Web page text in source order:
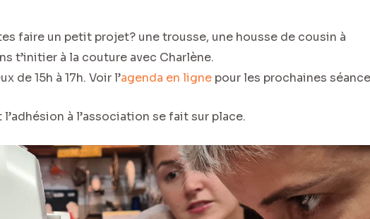
faire un petit projet? une trousse, une housse de cousin à
t’initier à la couture avec Charlène.
de 15h à 17h. Voir l’agenda en ligne pour les prochaines
à l’association se fait sur place.